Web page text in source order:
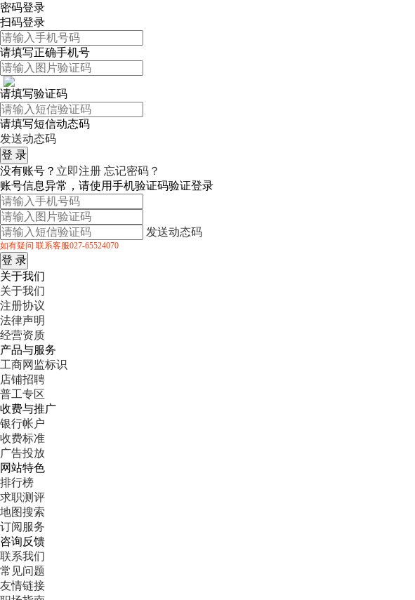
密码登录
扫码登录
请填写正确手机号
请填写验证码
请填写短信动态码
发送动态码
没有账号？ 立即注册 忘记密码？
账号信息异常，请使用手机验证码验证登录
发送动态码
如有疑问 联系客服027-65524070
关于我们
关于我们
注册协议
法律声明
经营资质
产品与服务
工商网监标识
店铺招聘
普工专区
收费与推广
银行帐户
收费标准
广告投放
网站特色
排行榜
求职测评
地图搜索
订阅服务
咨询反馈
联系我们
常见问题
友情链接